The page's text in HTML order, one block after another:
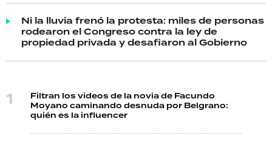
Ni la lluvia frenó la protesta: miles de personas
rodearon el Congreso contra la ley de
propiedad privada y desafiaron al Gobierno
Filtran los videos de la novia de Facundo
Moyano caminando desnuda por Belgrano:
quién es la influencer